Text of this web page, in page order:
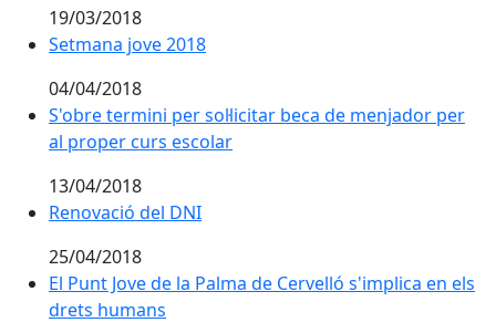
19/03/2018
Setmana jove 2018
04/04/2018
S'obre termini per sol·licitar beca de menjador per
al proper curs escolar
13/04/2018
Renovació del DNI
Renovació del DNI
25/04/2018
El Punt Jove de la Palma de Cervelló s'implica en els
drets humans